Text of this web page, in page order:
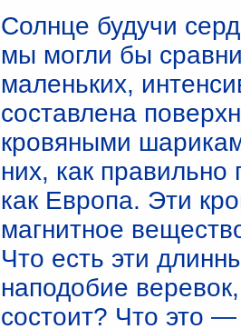
Солнце будучи
мы могли бы
маленьких,
составлена
кровяными
них, как
как Европа. Эти
магнитное
Что есть эти
наподобие
состоит? Что это